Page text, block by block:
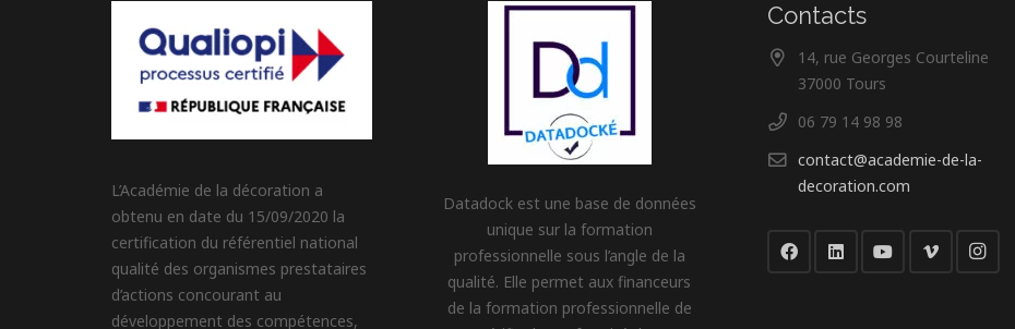
L’Académie de la décoration a
obtenu en date du 15/09/2020 la
certification du référentiel national
qualité des organismes prestataires
d’actions concourant au
développement des compétences,
Datadock est une base de données
unique sur la formation
professionnelle sous l’angle de la
qualité. Elle permet aux financeurs
de la formation professionnelle de
Contacts
14, rue Georges Courteline
37000 Tours
06 79 14 98 98
contact@academie-de-la-
decoration.com